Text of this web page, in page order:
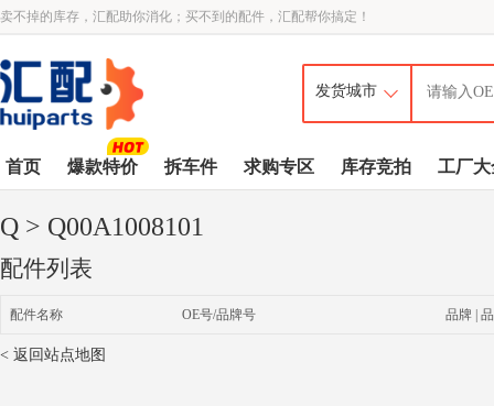
卖不掉的库存，汇配助你消化；买不到的配件，汇配帮你搞定！
首页 爆款特价 拆车件 求购专区 库存竞拍 工厂大
Q > Q00A1008101
配件列表
配件名称 OE号/品牌号 品牌 |
< 返回站点地图